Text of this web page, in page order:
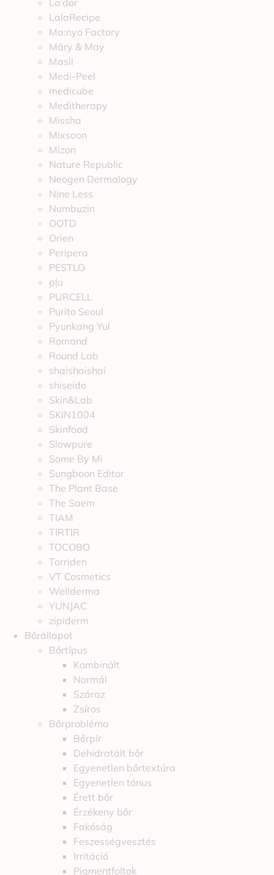
La’dor
LalaRecipe
Ma:nyo Factory
Máry & May
Masil
Medi-Peel
medicube
Meditherapy
Missha
Mixsoon
Mizon
Nature Republic
Neogen Dermalogy
Nine Less
Numbuzin
OOTD
Orien
Peripera
PESTLO
plu
PURCELL
Purito Seoul
Pyunkang Yul
Romand
Round Lab
shaishaishai
shiseido
Skin&Lab
SKIN1004
Skinfood
Slowpure
Some By Mi
Sungboon Editor
The Plant Base
The Saem
TIAM
TIRTIR
TOCOBO
Torriden
VT Cosmetics
Wellderma
YUNJAC
zipiderm
Bőrállapot
Bőrtípus
Kombinált
Normál
Száraz
Zsíros
Bőrprobléma
Bőrpír
Dehidratált bőr
Egyenetlen bőrtextúra
Egyenetlen tónus
Érett bőr
Érzékeny bőr
Fakóság
Feszességvesztés
Irritáció
Pigmentfoltok